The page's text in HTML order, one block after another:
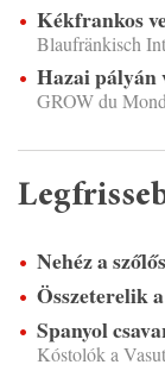
Kékfrankos
Blaufränkisch
Hazai pályán
GROW du
Nehéz a
Összeterelik
Spanyol
Kóstolók a